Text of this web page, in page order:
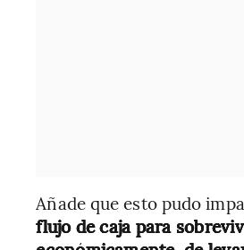
Añade que esto pudo
flujo de caja para